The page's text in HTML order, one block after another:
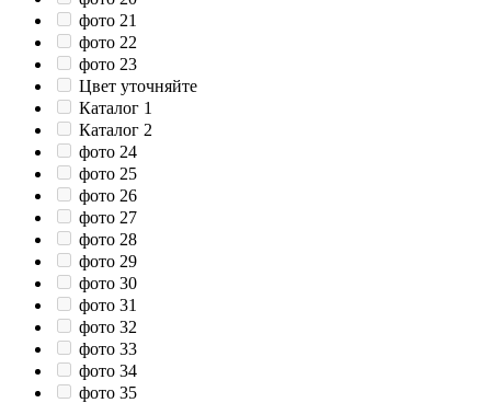
фото 21
фото 22
фото 23
Цвет уточняйте
Каталог 1
Каталог 2
фото 24
фото 25
фото 26
фото 27
фото 28
фото 29
фото 30
фото 31
фото 32
фото 33
фото 34
фото 35